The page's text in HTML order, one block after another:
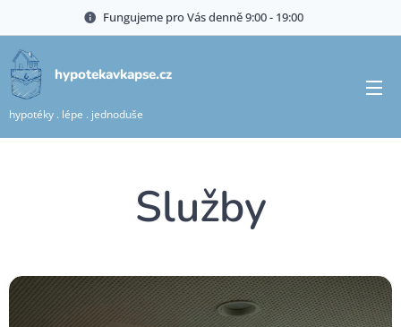
Fungujeme pro Vás denně 9:00 - 19:00🍀
hypotekavkapse.cz
hypotéky . lépe . jednoduše
Služby